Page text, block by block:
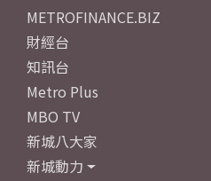
METROFINANCE.BIZ
財經台
知訊台
Metro Plus
MBO TV
新城八大家
新城動力